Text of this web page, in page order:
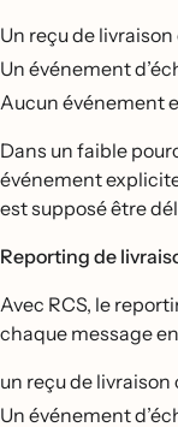
Un reçu de
Un événement
Aucun événement
Dans un faible
événement
est supposé être
Reporting de
Avec RCS, le
chaque message
un reçu de livraison
Un événement